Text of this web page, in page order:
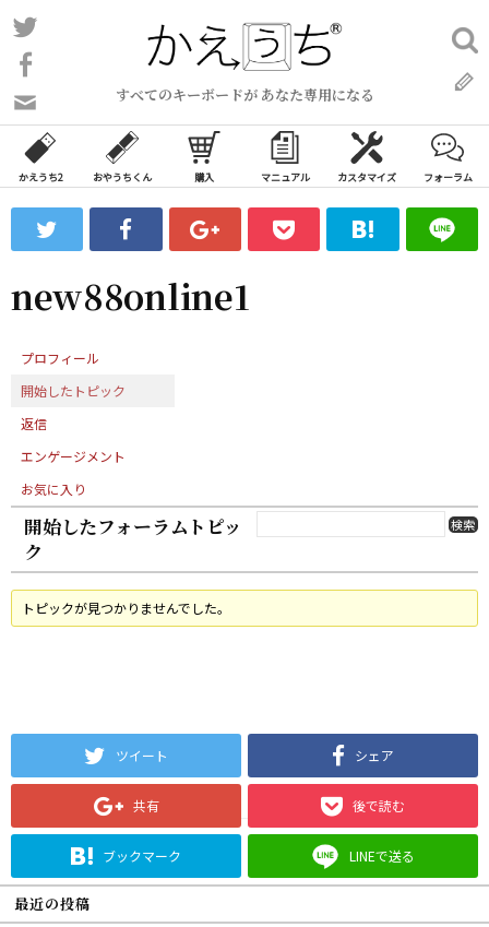
コ
ン
ン
ツ
ス
ッ
すべてのキーボードが あなた専用になる
い
合
わ
フ
ォ
ム
検
索:
かえうち2 おやうちくん 購入 マニュアル カスタマイズ フォーラム
new88online1
プロフィール
開始したトピック
返信
エンゲージメント
お気に入り
開始したフォーラムトピッ
ク
トピックが見つかりませんでした。
ツイート シェア
共有 後で読む
ブックマーク LINEで送る
最近の投稿